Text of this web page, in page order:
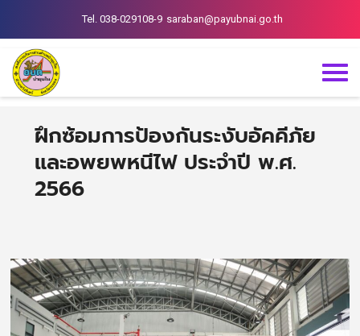
Tel. 038-029108-9 saraban@payubnai.go.th
ฝึกซ้อมการป้องกันระงับอัคคีภัย
และอพยพหนีไฟ ประจำปี พ.ศ.
2566